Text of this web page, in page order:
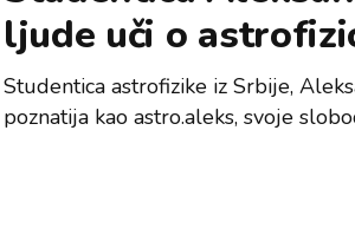
ljude uči o
Studentica astrofizike iz Srbije,
poznatija kao astro.aleks, svoje